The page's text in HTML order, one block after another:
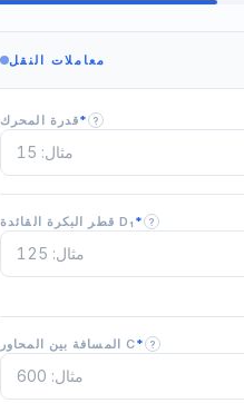
معاملات النقل
قدرة المحرك* ?
قطر البكرة القائدة D₁ * ?
المسافة بين المحاور C* ?